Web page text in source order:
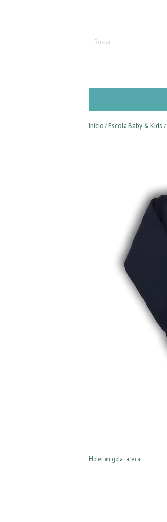
Início /Escola Baby & Kids /
Moletom gola careca.